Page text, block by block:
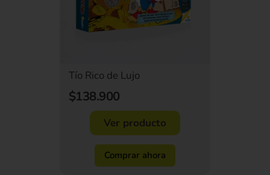
Tío Rico de Lujo
$138.900
Ver producto
Comprar ahora